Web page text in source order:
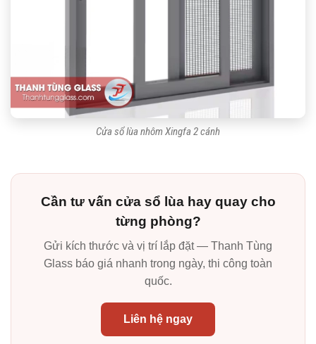
Cửa sổ lùa nhôm Xingfa 2 cánh
Cần tư vấn cửa sổ lùa hay quay cho
từng phòng?
Gửi kích thước và vị trí lắp đặt — Thanh Tùng
Glass báo giá nhanh trong ngày, thi công toàn
quốc.
Liên hệ ngay